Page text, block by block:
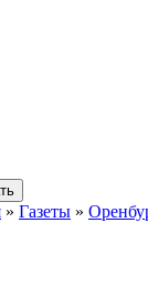
» Газеты »